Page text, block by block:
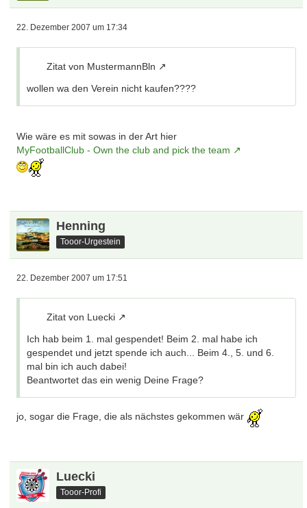
22. Dezember 2007 um 17:34
Zitat von MustermannBln
wollen wa den Verein nicht kaufen????
Wie wäre es mit sowas in der Art hier
MyFootballClub - Own the club and pick the team
Henning
Tooor-Urgestein
22. Dezember 2007 um 17:51
Zitat von Luecki
Ich hab beim 1. mal gespendet! Beim 2. mal habe ich
gespendet und jetzt spende ich auch... Beim 4., 5. und 6.
mal bin ich auch dabei!
Beantwortet das ein wenig Deine Frage?
jo, sogar die Frage, die als nächstes gekommen wär
Luecki
Tooor-Profi